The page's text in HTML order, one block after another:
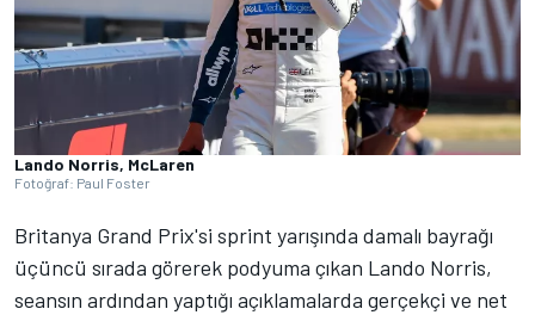
Lando Norris, McLaren
Fotoğraf: Paul Foster
Britanya Grand Prix'si sprint yarışında damalı bayrağı
üçüncü sırada görerek podyuma çıkan Lando Norris,
seansın ardından yaptığı açıklamalarda gerçekçi ve net